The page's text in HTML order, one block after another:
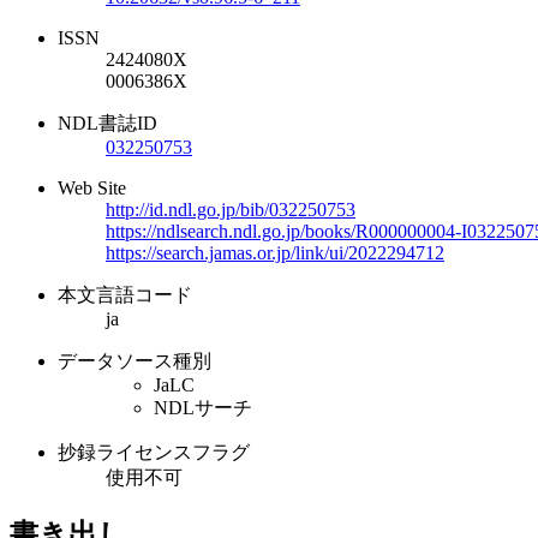
ISSN
2424080X
0006386X
NDL書誌ID
032250753
Web Site
http://id.ndl.go.jp/bib/032250753
https://ndlsearch.ndl.go.jp/books/R000000004-
https://search.jamas.or.jp/link/ui/2022294712
本文言語コード
ja
データソース種別
JaLC
NDLサーチ
抄録ライセンスフラグ
使用不可